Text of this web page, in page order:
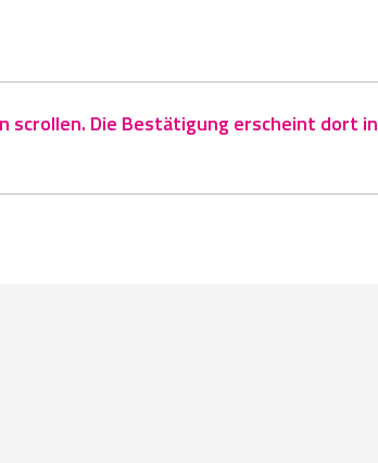
scrollen. Die Bestätigung erscheint dort in